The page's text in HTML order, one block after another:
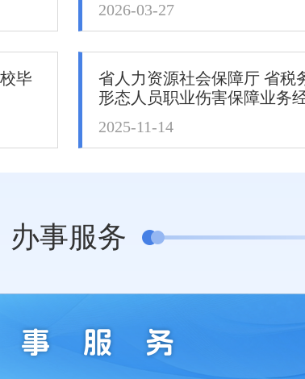
2026-03-27
毕
省人力资源社会保障厅 省税
形态人员职业伤害保障业务
2025-11-14
办事服务